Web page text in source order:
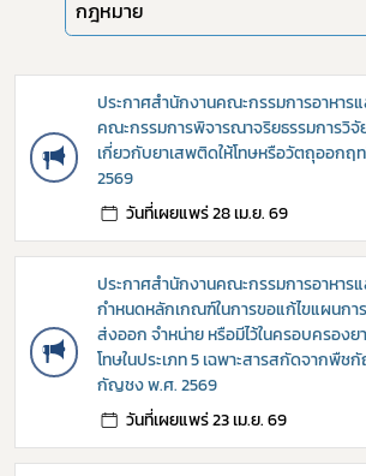
กฎหมาย
ประกาศสำนักงานคณะกรรมการอาหารแ
คณะกรรมการพิจารณาจริยธรรมการวิ
เกี่ยวกับยาเสพติดให้โทษหรือวัตถุออกฤ
2569
วันที่เผยแพร่ 28 เม.ย. 69
ประกาศสำนักงานคณะกรรมการอาหารแ
กำหนดหลักเกณฑ์ในการขอแก้ไขแผนกา
ส่งออก จำหน่าย หรือมีไว้ในครอบครองย
โทษในประเภท 5 เฉพาะสารสกัดจากพืช
กัญชง พ.ศ. 2569
วันที่เผยแพร่ 23 เม.ย. 69